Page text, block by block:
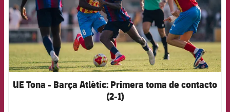
UE Tona - Barça Atlètic: Primera toma de contacto
(2-1)